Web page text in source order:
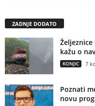
ZADNJE DODATO
kažu o
KONJIC 7
Poznati
novu